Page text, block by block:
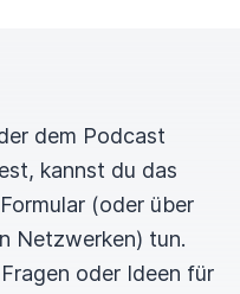
dem Podcast
kannst du das
(oder über
Netzwerken) tun.
oder Ideen für